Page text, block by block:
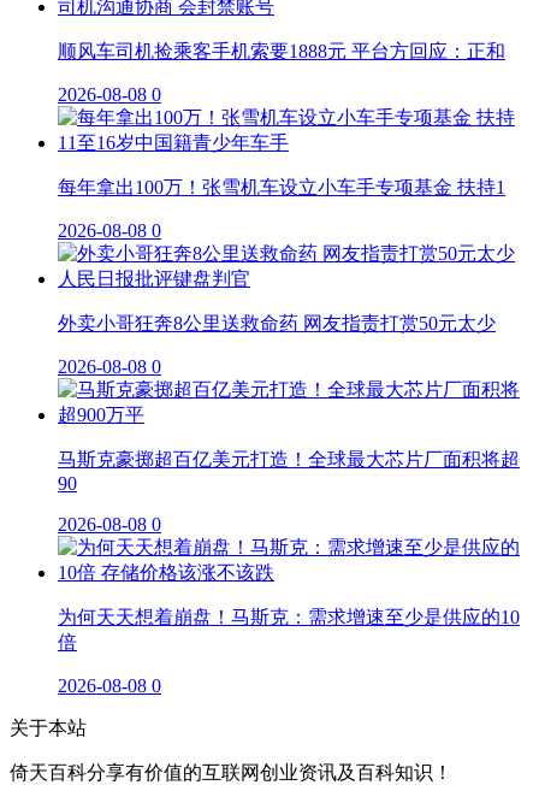
顺风车司机捡乘客手机索要1888元 平台方回应：正和
2026-08-08 0
每年拿出100万！张雪机车设立小车手专项基金 扶持1
2026-08-08 0
外卖小哥狂奔8公里送救命药 网友指责打赏50元太少
2026-08-08 0
马斯克豪掷超百亿美元打造！全球最大芯片厂面积将超
90
2026-08-08 0
为何天天想着崩盘！马斯克：需求增速至少是供应的10
倍
2026-08-08 0
关于本站
倚天百科分享有价值的互联网创业资讯及百科知识！